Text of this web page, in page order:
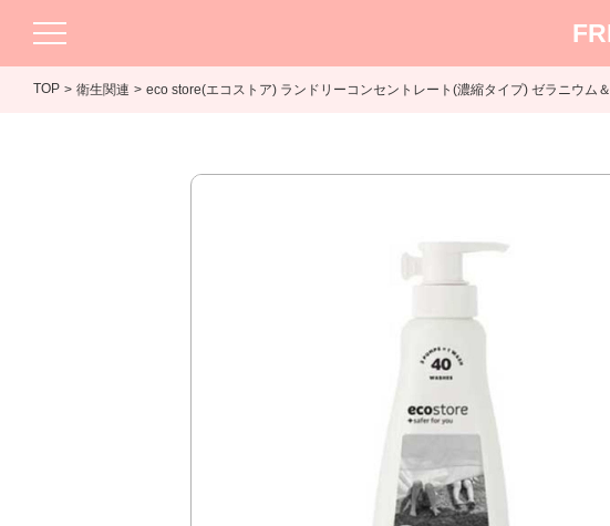
TOP 衛生関連 eco store(エコストア) ランドリーコンセントレート(濃縮タイプ) ゼラニウム